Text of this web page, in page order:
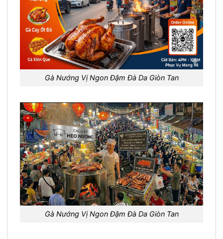
Gà Nướng Vị Ngon Đậm Đà Da Giòn Tan
Gà Nướng Vị Ngon Đậm Đà Da Giòn Tan